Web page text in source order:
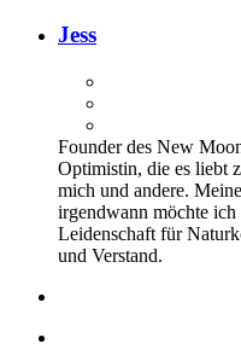
Jess
Founder des New
Optimistin, die es liebt
mich und andere.
irgendwann möchte
Leidenschaft für
und Verstand.